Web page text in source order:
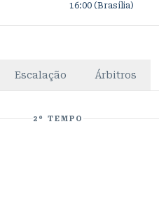
16:00 (Brasília)
Escalação Árbitros
2º TEMPO